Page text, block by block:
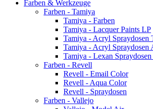
Farben & Werkzeuge
Farben - Tamiya
Tamiya - Farben
Tamiya - Lacquer Paints LP
Tamiya - Acryl Spraydosen
Tamiya - Acryl Spraydosen
Tamiya - Lexan Spraydosen
Farben - Revell
Revell - Email Color
Revell - Aqua Color
Revell - Spraydosen
Farben - Vallejo